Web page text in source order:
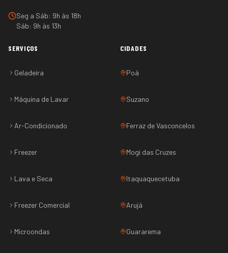
Seg a Sáb: 9h às 18h
Sáb: 9h às 13h
SERVIÇOS
Geladeira
Máquina de Lavar
Ar-Condicionado
Freezer
Lava e Seca
Freezer Comercial
Microondas
CIDADES
Poá
Suzano
Ferraz de Vasconcelos
Mogi das Cruzes
Itaquaquecetuba
Arujá
Guararema